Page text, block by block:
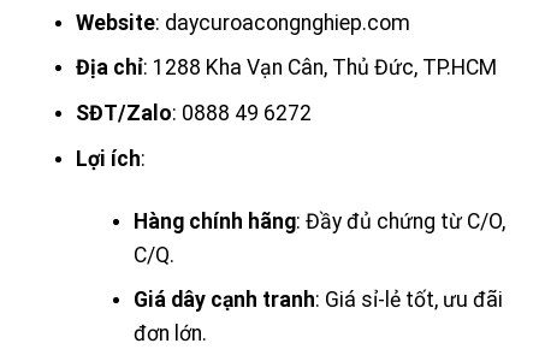
Website: daycuroacongnghiep.com
Địa chỉ: 1288 Kha Vạn Cân, Thủ Đức, TP.HCM
SĐT/Zalo: 0888 49 6272
Lợi ích:
Hàng chính hãng: Đầy đủ chứng từ C/O,
C/Q.
Giá dây cạnh tranh: Giá sỉ-lẻ tốt, ưu đãi
đơn lớn.